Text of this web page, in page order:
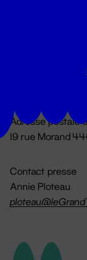
Du lundi au
Adresse postale
19 rue Morand
Contact presse
Annie Ploteau